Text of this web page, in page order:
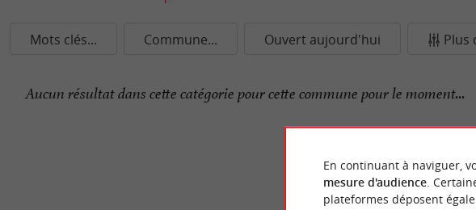
Mots clés... Commune... Ouvert aujourd'hui Plus
Aucun résultat dans cette catégorie pour cette commune pour le moment...
En continuant à naviguer,
mesure d'audience.
plateformes déposent